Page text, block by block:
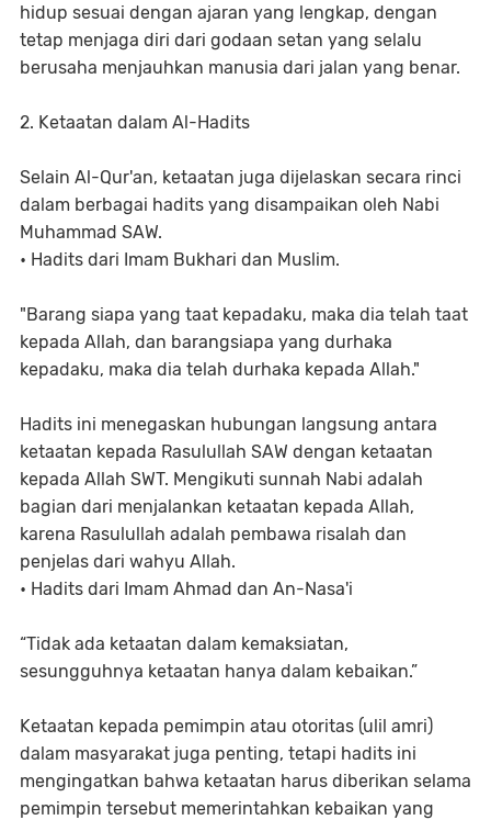
hidup sesuai dengan ajaran yang lengkap, dengan
tetap menjaga diri dari godaan setan yang selalu
berusaha menjauhkan manusia dari jalan yang benar.
2. Ketaatan dalam Al-Hadits
Selain Al-Qur'an, ketaatan juga dijelaskan secara rinci
dalam berbagai hadits yang disampaikan oleh Nabi
Muhammad SAW.
• Hadits dari Imam Bukhari dan Muslim.
"Barang siapa yang taat kepadaku, maka dia telah taat
kepada Allah, dan barangsiapa yang durhaka
kepadaku, maka dia telah durhaka kepada Allah."
Hadits ini menegaskan hubungan langsung antara
ketaatan kepada Rasulullah SAW dengan ketaatan
kepada Allah SWT. Mengikuti sunnah Nabi adalah
bagian dari menjalankan ketaatan kepada Allah,
karena Rasulullah adalah pembawa risalah dan
penjelas dari wahyu Allah.
• Hadits dari Imam Ahmad dan An-Nasa'i
“Tidak ada ketaatan dalam kemaksiatan,
sesungguhnya ketaatan hanya dalam kebaikan.”
Ketaatan kepada pemimpin atau otoritas (ulil amri)
dalam masyarakat juga penting, tetapi hadits ini
mengingatkan bahwa ketaatan harus diberikan selama
pemimpin tersebut memerintahkan kebaikan yang